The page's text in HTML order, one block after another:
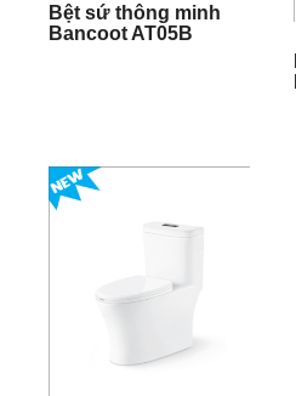
Bệt sứ thông minh
Bancoot AT05B